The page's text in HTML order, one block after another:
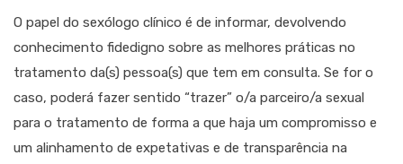
O papel do sexólogo clínico é de informar, devolvendo
conhecimento fidedigno sobre as melhores práticas no
tratamento da(s) pessoa(s) que tem em consulta. Se for o
caso, poderá fazer sentido “trazer” o/a parceiro/a sexual
para o tratamento de forma a que haja um compromisso e
um alinhamento de expetativas e de transparência na